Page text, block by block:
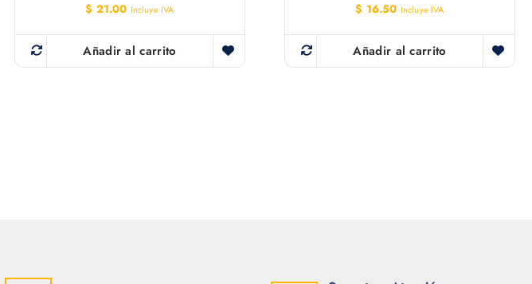
$ 21.00 Incluye IVA
Añadir al carrito
$ 16.50 Incluye IVA
Añadir al carrito